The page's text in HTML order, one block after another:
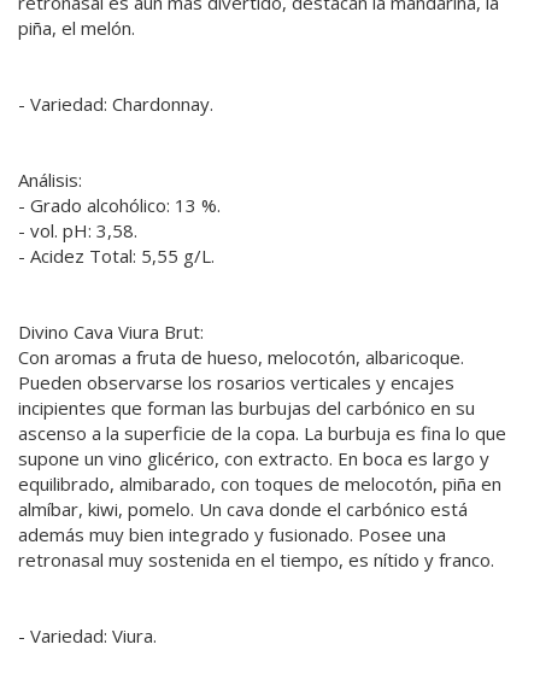
piña, el melón.
- Variedad: Chardonnay.
Análisis:
- Grado alcohólico: 13 %.
- vol. pH: 3,58.
- Acidez Total: 5,55 g/L.
Divino Cava Viura Brut:
Con aromas a fruta de hueso, melocotón, albaricoque.
Pueden observarse los rosarios verticales y encajes
incipientes que forman las burbujas del carbónico en su
ascenso a la superficie de la copa. La burbuja es fina lo que
supone un vino glicérico, con extracto. En boca es largo y
equilibrado, almibarado, con toques de melocotón, piña en
almíbar, kiwi, pomelo. Un cava donde el carbónico está
además muy bien integrado y fusionado. Posee una
retronasal muy sostenida en el tiempo, es nítido y franco.
- Variedad: Viura.